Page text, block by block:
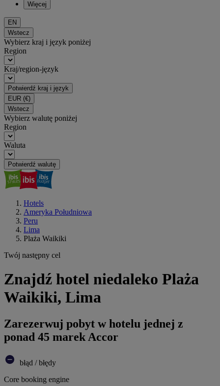
Więcej
EN
Wstecz
Wybierz kraj i język poniżej
Region
Kraj/region-język
Potwierdź kraj i język
EUR (€)
Wstecz
Wybierz walutę poniżej
Region
Waluta
Potwierdź walutę
Hotels
Ameryka Południowa
Peru
Lima
Plaża Waikiki
Twój następny cel
Znajdź hotel niedaleko Plaża
Waikiki, Lima
Zarezerwuj pobyt w hotelu jednej z
ponad 45 marek Accor
błąd / błędy
Core booking engine